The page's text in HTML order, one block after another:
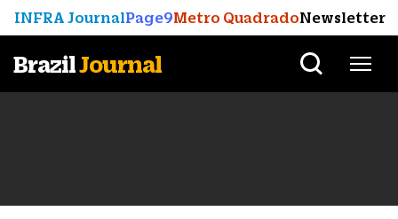
INFRA JournalPage9Metro QuadradoNewsletter
BrazilJournal